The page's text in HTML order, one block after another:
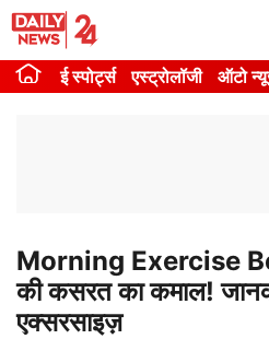
Skip
contentई स्पोर्ट्स एस्ट्रोलॉजी ऑटो
Morning Exercise
की कसरत का कमाल!
एक्सरसाइज़